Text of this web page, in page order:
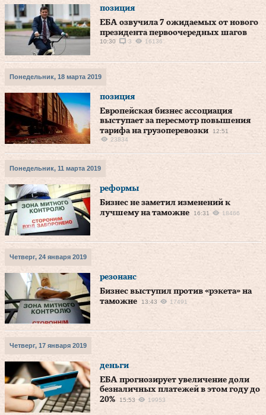
позиция
ЕБА озвучила 7 ожидаемых от нового
президента первоочередных шагов
10:30 3 16136
Понедельник, 18 марта 2019
позиция
Европейская бизнес ассоциация
выступает за пересмотр повышения
тарифа на грузоперевозки
12:51
23834
Понедельник, 11 марта 2019
реформы
Бизнес не заметил изменений к
лучшему на таможне
16:31 18466
Четверг, 24 января 2019
резонанс
Бизнес выступил против «рэкета» на
таможне
13:43 17491
Четверг, 17 января 2019
деньги
ЕБА прогнозирует увеличение доли
безналичных платежей в этом году до
20%
15:53 19953